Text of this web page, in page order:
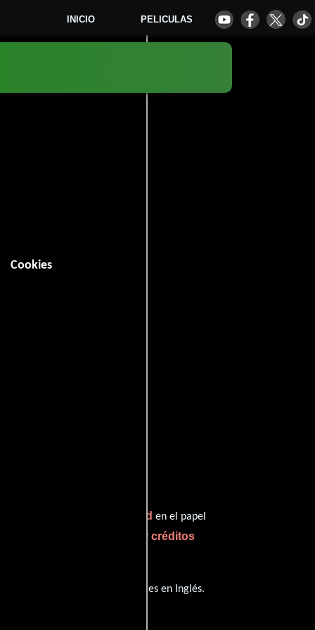
INICIO PELICULAS
Cookies
minutos).
Michelle Hurd en el papel
ver créditos
película tiene diálogos originales en Inglés.